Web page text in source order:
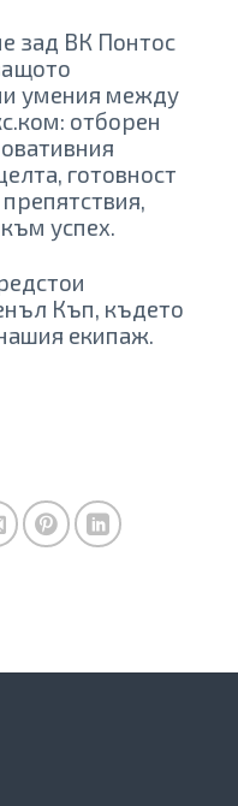
зад ВК Понтос
умения между
отборен
готовност
успех.
Къп, където
екипаж.